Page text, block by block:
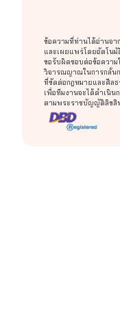
ข้อความที่ท่านได้อ่านจา
และเผยแพร่โดยอัตโน
ขอรับผิดชอบต่อข้อควา
วิจารณญาณในการกลั่น
ที่ขัดต่อกฎหมายและศีล
เพื่อทีมงานจะได้ดำเนิน
ตามพระราชบัญญัติลิขสิ